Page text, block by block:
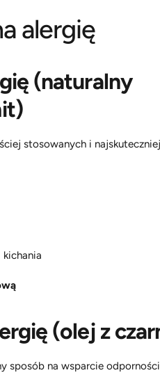
alergię
(naturalny
stosowanych i
(olej z
sposób na wsparcie